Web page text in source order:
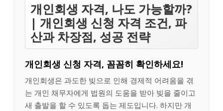
개인회생 자격, 나도 가능할까?
| 개인회생 신청 자격 조건, 파
산과 차장점, 성공 전략
개인회생 신청 자격, 꼼꼼히 확인하세요!
개인회생은 과도한 빚으로 인해 경제적 어려움을 겪
는 개인 채무자에게 법원의 도움을 받아 빚을 줄이고
새 출발을 할 수 있도록 돕는 제도입니다. 하지만 개